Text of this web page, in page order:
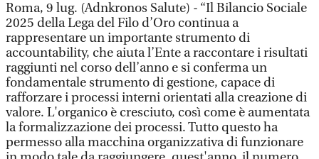
Roma, 9 lug. (Adnkronos Salute) - “Il Bilancio Sociale
2025 della Lega del Filo d’Oro continua a
rappresentare un importante strumento di
accountability, che aiuta l’Ente a raccontare i risultati
raggiunti nel corso dell’anno e si conferma un
fondamentale strumento di gestione, capace di
rafforzare i processi interni orientati alla creazione di
valore. L'organico è cresciuto, così come è aumentata
la formalizzazione dei processi. Tutto questo ha
permesso alla macchina organizzativa di funzionare